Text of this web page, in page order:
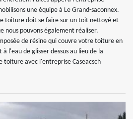
une équipe à Le Grand-saconnex.
toiture doit se faire sur un toit nettoyé et
nous pouvons également réaliser.
de résine qui couvre votre toiture en
l'eau de glisser dessus au lieu de la
toiture avec l'entreprise Caseacsch